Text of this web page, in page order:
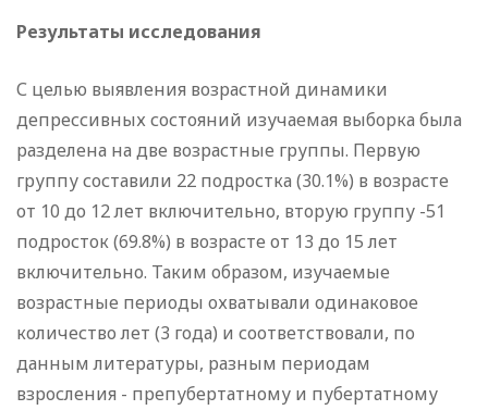
Результаты исследования
С целью выявления возрастной динамики
депрессивных состояний изучаемая выборка была
разделена на две возрастные группы. Первую
группу составили 22 подростка (30.1%) в возрасте
от 10 до 12 лет включительно, вторую группу -51
подросток (69.8%) в возрасте от 13 до 15 лет
включительно. Таким образом, изучаемые
возрастные периоды охватывали одинаковое
количество лет (3 года) и соответствовали, по
данным литературы, разным периодам
взросления - препубертатному и пубертатному